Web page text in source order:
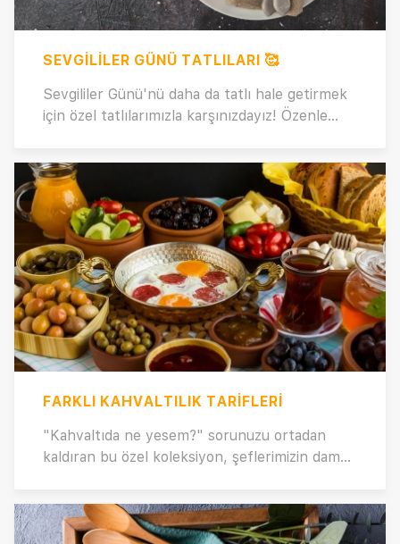
SEVGILILER GÜNÜ TATLILARI 🥰
Sevgililer Günü'nü daha da tatlı hale getirmek
için özel tatlılarımızla karşınızdayız! Özenle
tatlıları keşfedin! 🍰💕
FARKLI KAHVALTILIK TARIFLERI
"Kahvaltıda ne yesem?" sorunuzu ortadan
kaldıran bu özel koleksiyon, şeflerimizin damak
zirveye çıkaran en farklı, en kolay ve lezzetli